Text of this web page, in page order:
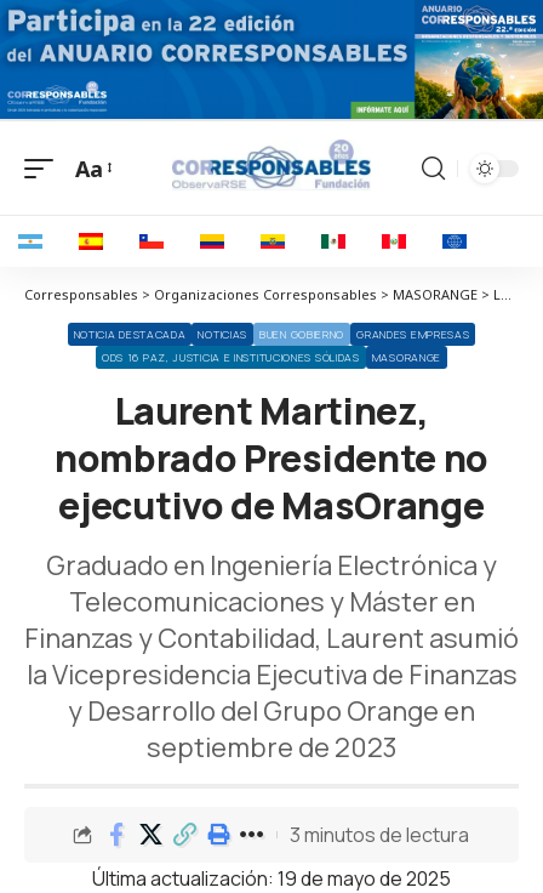
Aa
Corresponsables > Organizaciones Corresponsables > MASORANGE > Laurent Martinez, nombrado Presidente no ejecutivo de MasOrange
NOTICIA DESTACADA NOTICIAS BUEN GOBIERNO
GRANDES EMPRESAS
ODS 16 PAZ, JUSTICIA E INSTITUCIONES SÓLIDAS
MASORANGE
Laurent Martinez,
nombrado Presidente no
ejecutivo de MasOrange
Graduado en Ingeniería Electrónica y
Telecomunicaciones y Máster en
Finanzas y Contabilidad, Laurent asumió
la Vicepresidencia Ejecutiva de Finanzas
y Desarrollo del Grupo Orange en
septiembre de 2023
Última actualización: 19 de mayo de 2025
3 minutos de lectura